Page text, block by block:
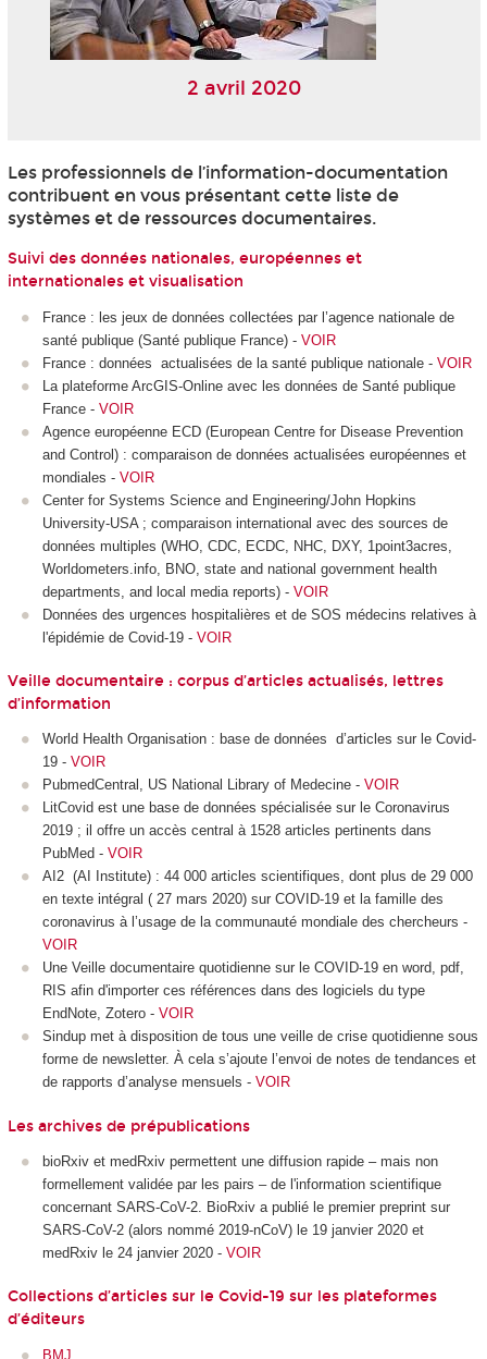
2 avril 2020
Les professionnels de l’information-documentation
contribuent en vous présentant cette liste de
systèmes et de ressources documentaires.
Suivi des données nationales, européennes et
internationales et visualisation
France : les jeux de données collectées par l’agence nationale de
santé publique (Santé publique France) - VOIR
France : données actualisées de la santé publique nationale - VOIR
La plateforme ArcGIS-Online avec les données de Santé publique
France - VOIR
Agence européenne ECD (European Centre for Disease Prevention
and Control) : comparaison de données actualisées européennes et
mondiales - VOIR
Center for Systems Science and Engineering/John Hopkins
University-USA ; comparaison international avec des sources de
données multiples (WHO, CDC, ECDC, NHC, DXY, 1point3acres,
Worldometers.info, BNO, state and national government health
departments, and local media reports) - VOIR
Données des urgences hospitalières et de SOS médecins relatives à
l'épidémie de Covid-19 - VOIR
Veille documentaire : corpus d’articles actualisés, lettres
d’information
World Health Organisation : base de données d’articles sur le Covid-
19 - VOIR
PubmedCentral, US National Library of Medecine - VOIR
LitCovid est une base de données spécialisée sur le Coronavirus
2019 ; il offre un accès central à 1528 articles pertinents dans
PubMed - VOIR
AI2 (AI Institute) : 44 000 articles scientifiques, dont plus de 29 000
en texte intégral ( 27 mars 2020) sur COVID-19 et la famille des
coronavirus à l’usage de la communauté mondiale des chercheurs -
VOIR
Une Veille documentaire quotidienne sur le COVID-19 en word, pdf,
RIS afin d'importer ces références dans des logiciels du type
EndNote, Zotero - VOIR
Sindup met à disposition de tous une veille de crise quotidienne sous
forme de newsletter. À cela s’ajoute l’envoi de notes de tendances et
de rapports d’analyse mensuels - VOIR
Les archives de prépublications
bioRxiv et medRxiv permettent une diffusion rapide – mais non
formellement validée par les pairs – de l'information scientifique
concernant SARS-CoV-2. BioRxiv a publié le premier preprint sur
SARS-CoV-2 (alors nommé 2019-nCoV) le 19 janvier 2020 et
medRxiv le 24 janvier 2020 - VOIR
Collections d’articles sur le Covid-19 sur les plateformes
d’éditeurs
BMJ